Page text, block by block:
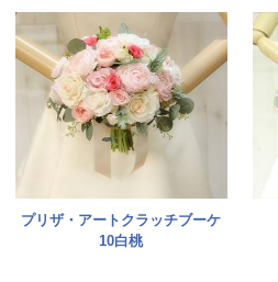
プリザ・アートクラッチブーケ
10白桃